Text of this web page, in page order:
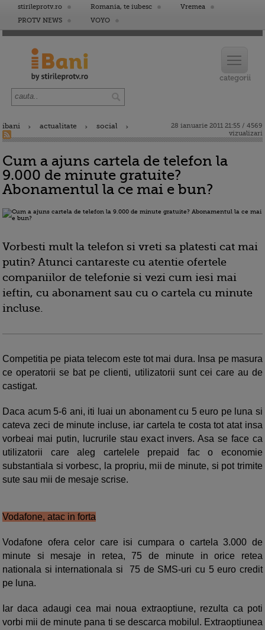
stirileprotv.ro Romania, te iubesc
Vremea
PROTV NEWS
VOYO
ibani actualitate social
28 ianuarie 2011 21:55 / 4569
vizualizari
Cum a ajuns cartela de telefon la
9.000 de minute gratuite?
Abonamentul la ce mai e bun?
Vorbesti mult la telefon si vreti sa platesti cat mai
putin? Atunci cantareste cu atentie ofertele
companiilor de telefonie si vezi cum iesi mai
ieftin, cu abonament sau cu o cartela cu minute
incluse.
Competitia pe piata telecom este tot mai dura. Insa pe masura
ce operatorii se bat pe clienti, utilizatorii sunt cei care au de
castigat.
Daca acum 5-6 ani, iti luai un abonament cu 5 euro pe luna si
cateva zeci de minute incluse, iar cartela te costa tot atat insa
vorbeai mai putin, lucrurile stau exact invers. Asa se face ca
utilizatorii care aleg cartelele prepaid fac o economie
substantiala si vorbesc, la propriu, mii de minute, si pot trimite
sute sau mii de mesaje scrise.
Vodafone, atac in forta
Vodafone ofera celor care isi cumpara o cartela 3.000 de
minute si mesaje in retea, 75 de minute in orice retea
nationala si internationala si 75 de SMS-uri cu 5 euro credit
pe luna.
Iar daca adaugi cea mai noua extraoptiune, rezulta ca poti
vorbi mii de minute pana ti se descarca mobilul. Extraoptiunea